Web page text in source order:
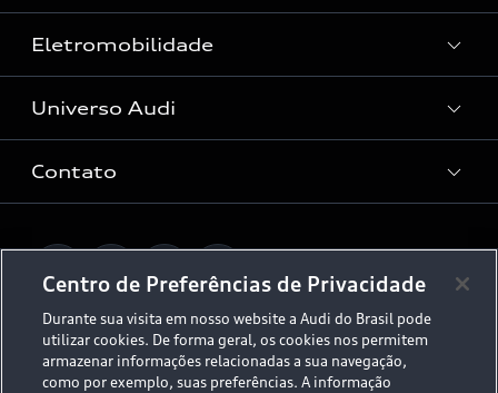
Vendas Corporativas
Audi Approved :plus
Manutenção e Reparos
Serviços de Proteção
Rede de Concessionária
Eletromobilidade
Universo da mobilidade elétrica
Dúvidas de eletrificação
App e-tron
Planejamento de recarga
Universo Audi
Audi no Brasil
Audi Driving Experience
ESG
Contato
Fale Conosco
Trabalhe Conosco
Canais de Denúncia
Programa de compliance
© 2026 AUDI AG. All Rights Reserved.
Centro de Preferências de Privacidade
Durante sua visita em nosso website a Audi do Brasil pode
utilizar cookies. De forma geral, os cookies nos permitem
armazenar informações relacionadas a sua navegação,
como por exemplo, suas preferências. A informação